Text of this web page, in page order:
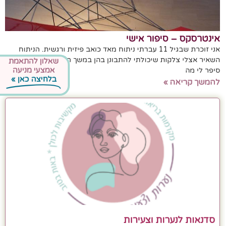
אינטרסקס – סיפור אישי
אני זוכרת שבגיל 11 עברתי ניתוח מאד כואב פיזית ורגשית. הניתוח
השאיר אצלי צלקות שיכולתי להתבונן בהן במשך חודשים. אף אחד לא
סיפר לי מה
להמשך קריאה »
סדנאות לנערות וצעירות
שאלון להתאמת
אמצעי מניעה
בלחיצה כאן »